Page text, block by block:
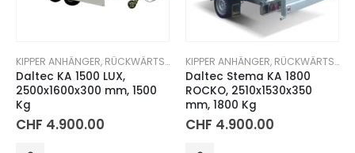
KIPPER ANHÄNGER, RÜCKWÄRTSKIPPER
Daltec KA 1500 LUX,
2500x1600x300 mm, 1500
Kg
CHF 4.900.00
KIPPER ANHÄNGER, RÜCKWÄRTSKIPPER
Daltec Stema KA 1800
ROCKO, 2510x1530x350
mm, 1800 Kg
CHF 4.900.00